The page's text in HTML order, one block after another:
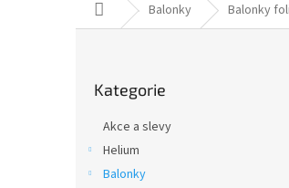
Domů Balonky Balonky
kategorie
Kategorie
Akce a slevy
Helium
Balonky